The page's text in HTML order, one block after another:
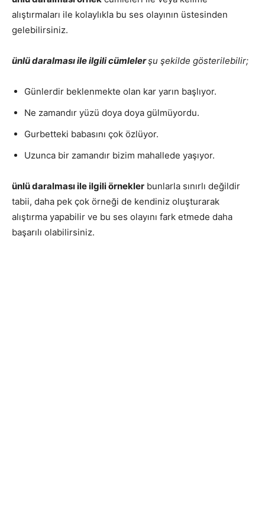
alıştırmaları ile kolaylıkla bu ses olayının üstesinden
gelebilirsiniz.
ünlü daralması ile ilgili cümlelerşu şekilde gösterilebilir;
Günlerdir beklenmekte olan kar yarın başlıyor.
Ne zamandır yüzü doya doya gülmüyordu.
Gurbetteki babasını çok özlüyor.
Uzunca bir zamandır bizim mahallede yaşıyor.
ünlü daralması ile ilgili örnekler bunlarla sınırlı değildir
tabii, daha pek çok örneği de kendiniz oluşturarak
alıştırma yapabilir ve bu ses olayını fark etmede daha
başarılı olabilirsiniz.